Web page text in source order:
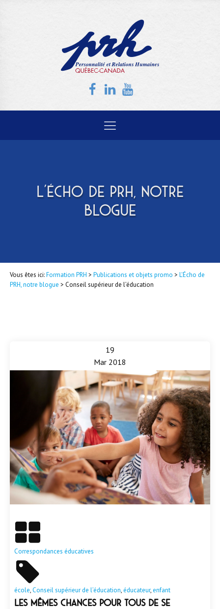
L'ÉCHO DE PRH, NOTRE
BLOGUE
Vous êtes ici:Formation PRH > Publications et objets promo > L'Écho de
PRH, notre blogue > Conseil supérieur de l’éducation
19
Mar 2018
Correspondances éducatives
école,Conseil supérieur de l’éducation,éducateur,enfant
Les mêmes chances pour tous de se